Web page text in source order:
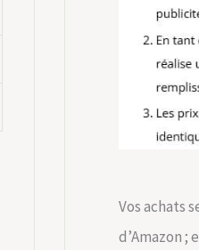
Vos achats
d’Amazon ;